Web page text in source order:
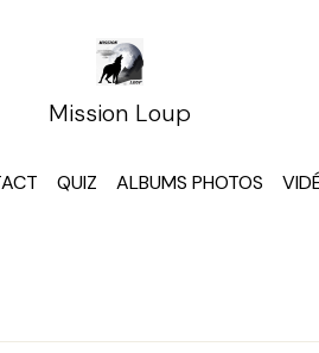
Mission Loup
QUIZ ALBUMS PHOTOS